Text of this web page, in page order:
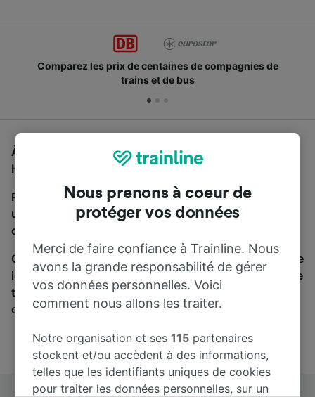
Comparez les prix de centaines de compagnies de
trains et de bus
À la recherche d'un bus de Francfort à Regensburg
Hbf, vous êtes au bon endroit.
Pour trouver des billets de bus, lancez simplement
une recherche ci-dessus. Nous comparons les temps
de trajets et les prix des voyages, en train et en bus.
Qu’importe votre destination, votre voyage commence
ici. Nous collaborons avec plus de 170 compagnies de
train et de bus. Consultez et achetez vos billets sur
cette page.
Nous prenons à coeur de
protéger vos données
Merci de faire confiance à Trainline. Nous
avons la grande responsabilité de gérer
vos données personnelles. Voici
comment nous allons les traiter.
Notre organisation et ses115 partenaires
stockent et/ou accèdent à des informations,
telles que les identifiants uniques de cookies
pour traiter les données personnelles, sur un